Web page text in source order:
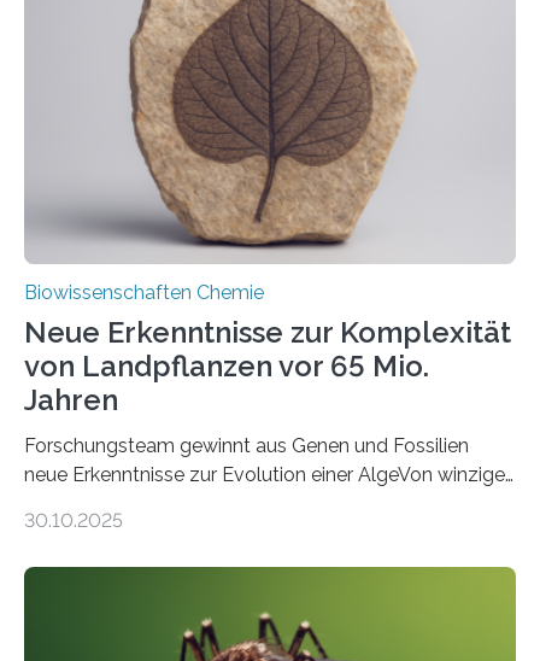
unbekannten Qualitätskontrollmechanismus des
peroxisomalen Proteintransports in der Bäckerhefe
Saccharomyces cerevisiae entdeckt, der für die
Funktionsfähigkeit der Organellen entscheidend ist. Die
Studie wurde am 28. Oktober 2025 in der
Fachzeitschrift…
Biowissenschaften Chemie
Neue Erkenntnisse zur Komplexität
von Landpflanzen vor 65 Mio.
Jahren
Forschungsteam gewinnt aus Genen und Fossilien
neue Erkenntnisse zur Evolution einer AlgeVon winzigen
Landpflanzen zählen zu den komplexesten
Grünalgen, die vor Hunderten von Millionen Jahren
lebten. Unter den Vorfahren sticht eine Gruppe heraus,
30.10.2025